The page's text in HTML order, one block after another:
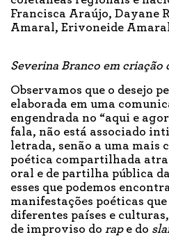
Francisca Araújo, Dayane
Amaral, Erivoneide
Severina Branco em criação
Observamos que o desejo
elaborada em uma
engendrada no “aqui e
fala, não está associado
letrada, senão a uma mais
poética compartilhada
oral e de partilha pública
esses que podemos
manifestações poéticas
diferentes países e
de improviso do rape do